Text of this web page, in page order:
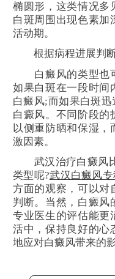
椭圆形，这类情况多
白斑周围出现色素加
活动期。
根据病程进展判
白癜风的类型也可
如果白斑在一段时间
白癜风;而如果白斑
白癜风。不同阶段的
以侧重防晒和保湿，
激因素。
武汉治疗白癜风比
类型呢?武汉白癜风
方面的观察，可以对
判断。当然，白癜风
专业医生的评估能更
活中，保持良好的心
地应对白癜风带来的影